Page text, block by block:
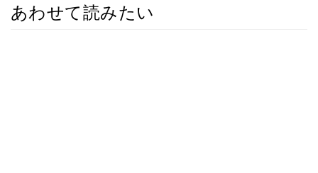
あわせて読みたい